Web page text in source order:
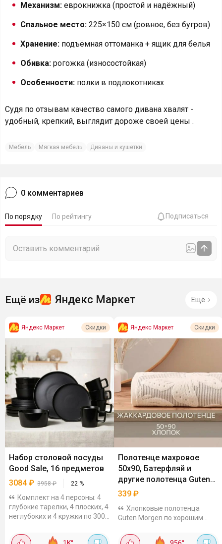
Механизм: еврокнижка (простой и надёжный)
Спальное место: 225×150 см (ровное, без бугров)
Хранение: подъёмная оттоманка + ящик для белья
Обивка: рогожка (износостойкая)
Особенности: полки в подлокотниках
Судя по отзывам качество самого дивана хвалят -
удобный, крепкий, выглядит дороже своей цены .
Мебель Мягкая мебель Диваны и кушетки
0 комментариев
По порядку По рейтингу Подписаться
Ещё из Яндекс Маркет Ещё
Яндекс Маркет Скидки
Набор столовой посуды
Good Sale, 16 предметов
3084₽ 3958₽ 22 %
Комплект на 4 персоны: 4
глубокие тарелки, 4 плоских, 4
неглубоких и 4 кружки по 300
универсального размера
Яндекс Маркет Скидки
Полотенце махровое
50х90, Батерфляй и
другие полотенца Guten
Morgen
339 ₽
Хлопковые полотенца
Guten Morgen по хорошим
варианты разных размеров и